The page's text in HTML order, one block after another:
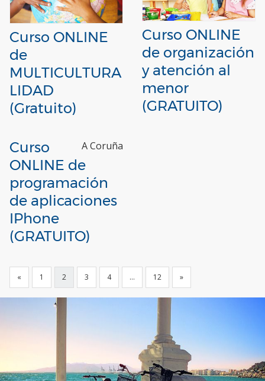
Curso ONLINE
de
MULTICULTURA
LIDAD
(Gratuito)
Curso ONLINE
de organización
y atención al
menor
(GRATUITO)
A Coruña
Curso
ONLINE de
programación
de aplicaciones
IPhone
(GRATUITO)
« 1 2 3 4 … 12 »